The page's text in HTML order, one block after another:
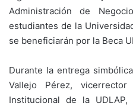
Administración de
estudiantes de la
se beneficiarán por la Beca
Durante la entrega
Vallejo Pérez,
Institucional de la